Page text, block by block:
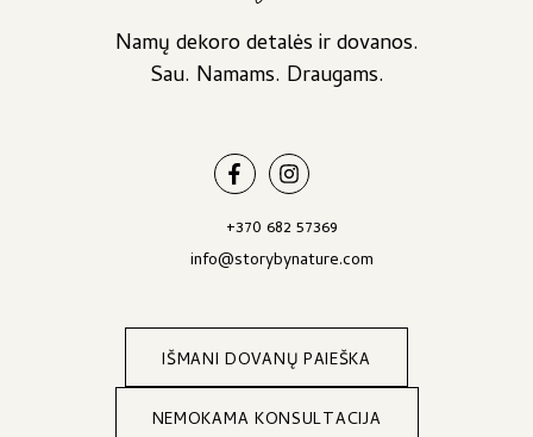
Namų dekoro detalės ir dovanos.
Sau. Namams. Draugams.
+370 682 57369
info@storybynature.com
IŠMANI DOVANŲ PAIEŠKA
NEMOKAMA KONSULTACIJA